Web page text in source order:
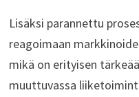
Lisäksi parannettu
reagoimaan
mikä on erityisen
muuttuvassa